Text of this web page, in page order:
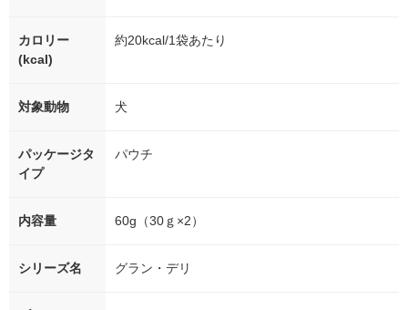
カロリー
(kcal)
約20kcal/1袋あたり
対象動物 犬
パッケージタ
イプ
パウチ
内容量 60g（30ｇ×2）
シリーズ名 グラン・デリ